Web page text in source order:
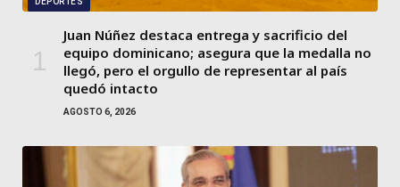
Juan Núñez destaca entrega y sacrificio del
equipo dominicano; asegura que la medalla no
llegó, pero el orgullo de representar al país
quedó intacto
AGOSTO 6, 2026